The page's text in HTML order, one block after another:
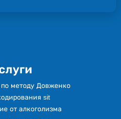
методу Довженко
sit
от алкоголизма